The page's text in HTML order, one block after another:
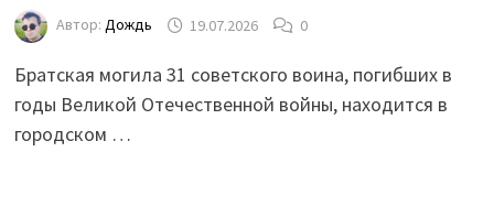
Автор: Дождь 19.07.2026 0
Братская могила 31 советского воина, погибших в
годы Великой Отечественной войны, находится в
городском …